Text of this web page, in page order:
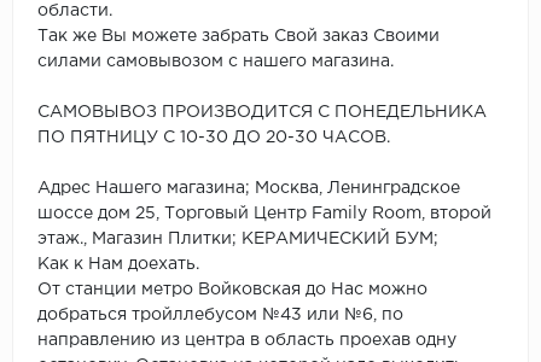
области.
Так же Вы можете забрать Свой заказ Своими
силами самовывозом с нашего магазина.
САМОВЫВОЗ ПРОИЗВОДИТСЯ С ПОНЕДЕЛЬНИКА
ПО ПЯТНИЦУ С 10-30 ДО 20-30 ЧАСОВ.
Адрес Нашего магазина; Москва, Ленинградское
шоссе дом 25, Торговый Центр Family Room, второй
этаж., Магазин Плитки; КЕРАМИЧЕСКИЙ БУМ;
Как к Нам доехать.
От станции метро Войковская до Нас можно
добраться тройллебусом №43 или №6, по
направлению из центра в область проехав одну